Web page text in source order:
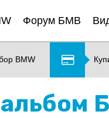
Форум БМВ
BMW